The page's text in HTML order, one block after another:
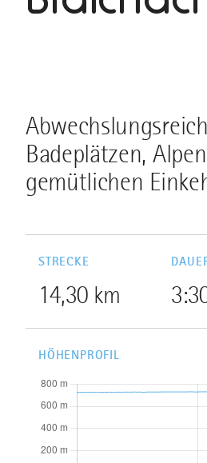
Badeplätzen,
gemütlichen
STRECKE
14,30 km
HÖHENPROFIL